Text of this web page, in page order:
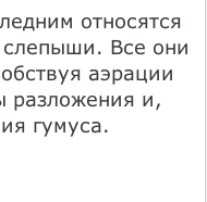
относятся
Все они
аэрации
разложения и,
гумуса.